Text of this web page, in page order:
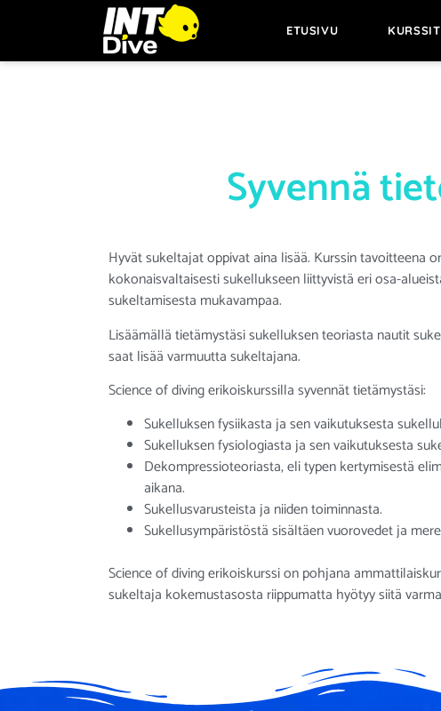
ETUSIVU KURSSIT
Syvennä
Hyvät sukeltajat oppivat aina lisää. Kurssin tavoitteena
kokonaisvaltaisesti sukellukseen liittyvistä eri osa-
sukeltamisesta mukavampaa.
Lisäämällä tietämystäsi sukelluksen teoriasta nautit
saat lisää varmuutta sukeltajana.
Science of diving erikoiskurssilla syvennät tietämystäsi:
Sukelluksen fysiikasta ja sen vaikutuksesta
Sukelluksen fysiologiasta ja sen vaikutuksesta
Dekompressioteoriasta, eli typen kertymisestä
aikana.
Sukellusvarusteista ja niiden toiminnasta.
Sukellusympäristöstä sisältäen vuorovedet ja
Science of diving erikoiskurssi on pohjana
sukeltaja kokemustasosta riippumatta hyötyy siitä